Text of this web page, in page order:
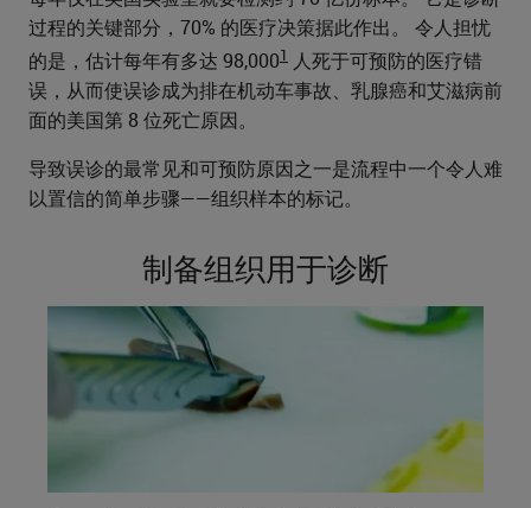
过程的关键部分，70% 的医疗决策据此作出。 令人担忧
的是，估计每年有多达 98,0001 人死于可预防的医疗错
误，从而使误诊成为排在机动车事故、乳腺癌和艾滋病前
面的美国第 8 位死亡原因。
导致误诊的最常见和可预防原因之一是流程中一个令人难
以置信的简单步骤——组织样本的标记。
制备组织用于诊断